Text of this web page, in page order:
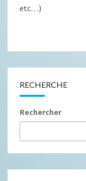
etc…)
RECHERCHE
Rechercher